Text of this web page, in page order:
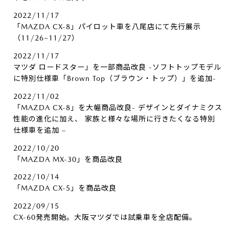
2022/11/17
「MAZDA CX-8」パイロット車を八尾店にて先行展示
（11/26~11/27）
2022/11/17
マツダ ロードスター」を一部商品改良 -ソフトトップモデル
に特別仕様車「Brown Top（ブラウン・トップ）」を追加-
2022/11/02
「MAZDA CX-8」を大幅商品改良- デザインとダイナミクス
性能の進化に加え、 家族と様々な場所に行きたくなる特別
仕様車を追加 –
2022/10/20
「MAZDA MX-30」を商品改良
2022/10/14
「MAZDA CX-5」を商品改良
2022/09/15
CX-60発売開始。大阪マツダでは試乗車を全店配備。